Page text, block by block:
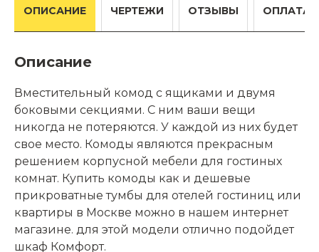
ОПИСАНИЕ ЧЕРТЕЖИ ОТЗЫВЫ ОПЛАТА
Описание
Вместительный комод с ящиками и двумя
боковыми секциями. С ним ваши вещи
никогда не потеряются. У каждой из них будет
свое место. Комоды являются прекрасным
решением корпусной мебели для гостиных
комнат. Купить комоды как и дешевые
прикроватные тумбы для отелей гостиниц или
квартиры в Москве можно в нашем интернет
магазине. для этой модели отлично подойдет
шкаф Комфорт.